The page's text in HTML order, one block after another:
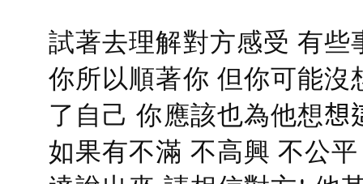
試著去理解對方感受 有
你所以順著你 但你可能
了自己 你應該也為他想想
如果有不滿 不高興 不公